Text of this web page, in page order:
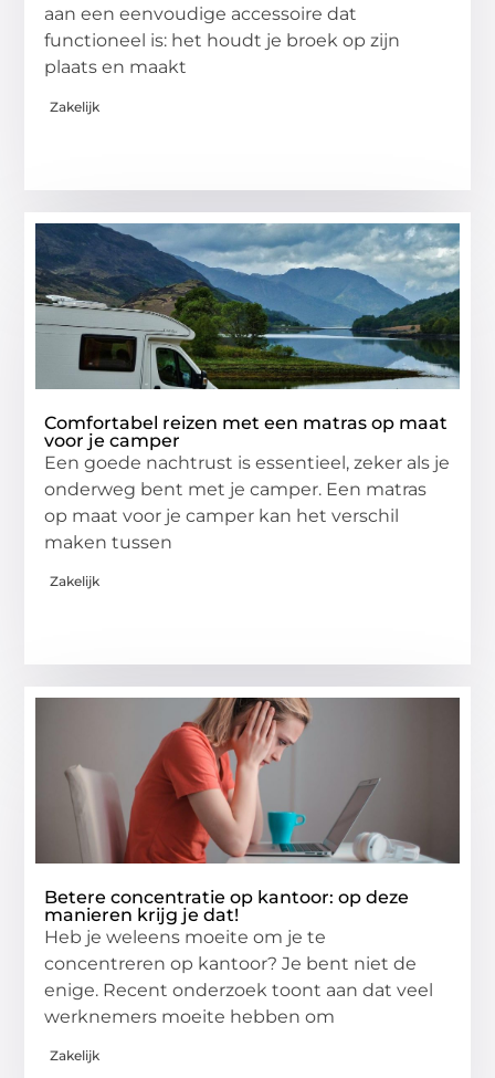
aan een eenvoudige accessoire dat
functioneel is: het houdt je broek op zijn
plaats en maakt
Zakelijk
Comfortabel reizen met een matras op maat
voor je camper
Een goede nachtrust is essentieel, zeker als je
onderweg bent met je camper. Een matras
op maat voor je camper kan het verschil
maken tussen
Zakelijk
Betere concentratie op kantoor: op deze
manieren krijg je dat!
Heb je weleens moeite om je te
concentreren op kantoor? Je bent niet de
enige. Recent onderzoek toont aan dat veel
werknemers moeite hebben om
Zakelijk